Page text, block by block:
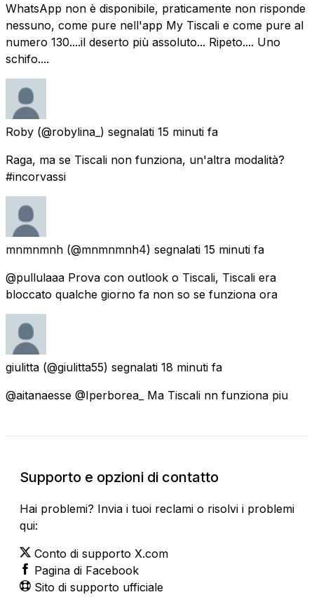
WhatsApp non è disponibile, praticamente non risponde
nessuno, come pure nell'app My Tiscali e come pure al
numero 130....il deserto più assoluto... Ripeto.... Uno
schifo....
Roby (@robylina_) segnalati 15 minuti fa
Raga, ma se Tiscali non funziona, un'altra modalità?
#incorvassi
mnmnmnh (@mnmnmnh4) segnalati 15 minuti fa
@pullulaaa Prova con outlook o Tiscali, Tiscali era
bloccato qualche giorno fa non so se funziona ora
giulitta (@giulitta55) segnalati 18 minuti fa
@aitanaesse @Iperborea_ Ma Tiscali nn funziona piu
Supporto e opzioni di contatto
Hai problemi? Invia i tuoi reclami o risolvi i problemi
qui:
Conto di supporto X.com
Pagina di Facebook
Sito di supporto ufficiale